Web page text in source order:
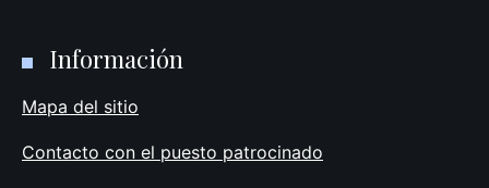
Información
Mapa del sitio
Contacto con el puesto patrocinado